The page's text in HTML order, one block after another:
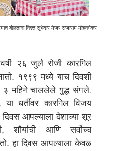
बोलताना निवृत्त सुभेदार मेजर राजाराम मोहनगेकर
२६ जुलै रोजी कारगिल
१९९९ मध्ये याच दिवशी
३ महिने चाललेले युद्ध संपले.
या धर्तीवर कारगिल विजय
दिवस आपल्याला देशाच्या शूर
शौर्याची आणि सर्वोच्च
हा दिवस आपल्याला केवळ